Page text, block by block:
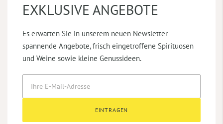
EXKLUSIVE ANGEBOTE
Es erwarten Sie in unserem neuen Newsletter
spannende Angebote, frisch eingetroffene Spirituosen
und Weine sowie kleine Genussideen.
EINTRAGEN